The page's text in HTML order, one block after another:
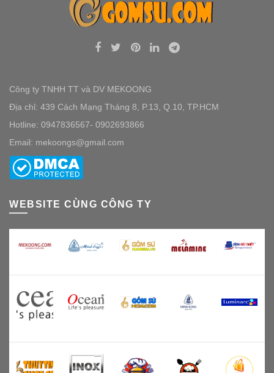
Công ty TNHH TT và DV MEKOONG
Địa chỉ: 439 Cách Mạng Tháng 8, P.13, Q.10, TP.HCM
Hotline: 0947836567- 0902693866
Email: mekoongs@gmail.com
WEBSITE CÙNG CÔNG TY